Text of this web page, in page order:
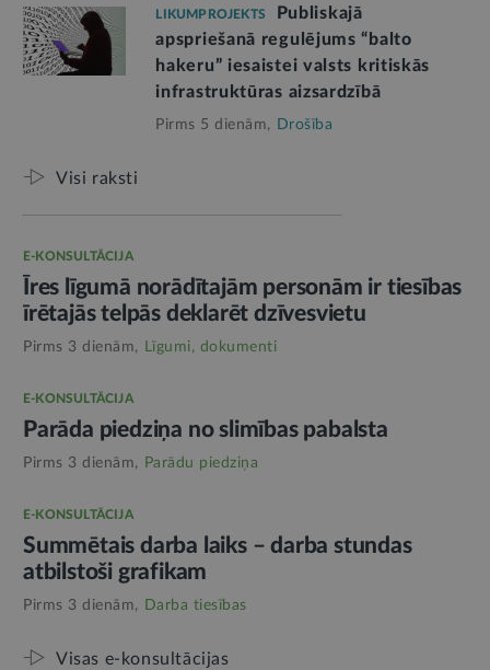
LIKUMPROJEKTS
Publiskajā
apspriešanā regulējums “balto
hakeru” iesaistei valsts kritiskās
infrastruktūras aizsardzībā
Pirms 5 dienām, Drošība
Visi raksti
E-KONSULTĀCIJA
Īres līgumā norādītajām personām ir tiesības
īrētajās telpās deklarēt dzīvesvietu
Pirms 3 dienām, Līgumi, dokumenti
E-KONSULTĀCIJA
Parāda piedziņa no slimības pabalsta
Pirms 3 dienām, Parādu piedziņa
E-KONSULTĀCIJA
Summētais darba laiks – darba stundas
atbilstoši grafikam
Pirms 3 dienām, Darba tiesības
Visas e-konsultācijas